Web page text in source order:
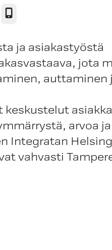
Puhelin
ja asiakastyöstä
jota
auttaminen
keskustelut
arvoa
Integratan
vahvasti